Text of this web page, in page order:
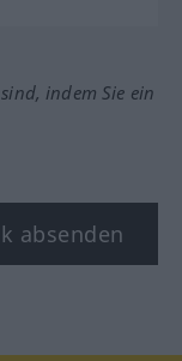
indem Sie ein
absenden